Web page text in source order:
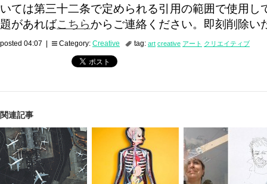
いては第三十二条で定められる引用の範囲で使用し
題があればこちらからご連絡ください。即刻削除い
posted 04:07 | Category: Creative tag: art creative アート クリエイティブ
関連記事